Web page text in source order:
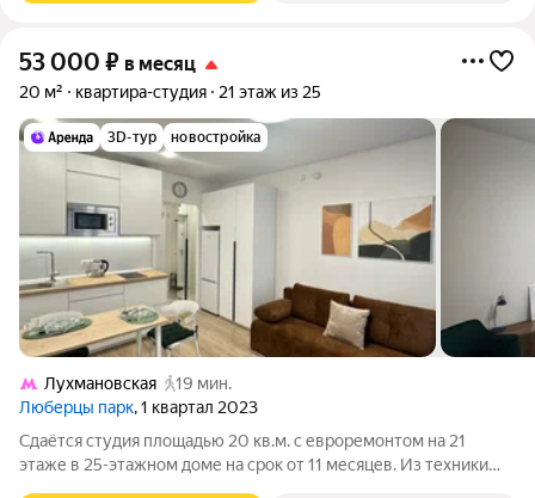
53 000 ₽ в месяц
20 м² квартира-студия 21 этаж из 25
3D-тур новостройка
Лухмановская
19 мин.
Люберцы парк, 1 квартал 2023
Сдаётся студия площадью 20 кв.м. с евроремонтом на 21
этаже в 25-этажном доме на срок от 11 месяцев. Из техники